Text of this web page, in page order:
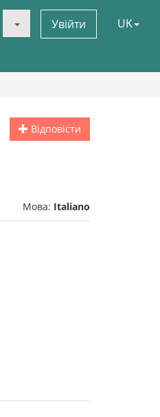
Увійти UK
Відповісти
Мова: Italiano